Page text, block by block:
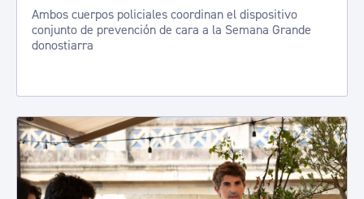
Ambos cuerpos policiales coordinan el dispositivo
conjunto de prevención de cara a la Semana Grande
donostiarra